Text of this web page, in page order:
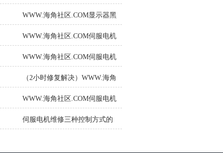
器是依据什么原理进行工作
WWW.海角社区.COM显示器黑
屏分析及修复
WWW.海角社区.COM伺服电机
维修分为机械部分维修和电气
WWW.海角社区.COM伺服电机
噪音问题的排查与解决
（2小时修复解决）WWW.海角
社区.COM直流调速器启动报
WWW.海角社区.COM伺服电机
的位置控制如何实现？
伺服电机维修三种控制方式的